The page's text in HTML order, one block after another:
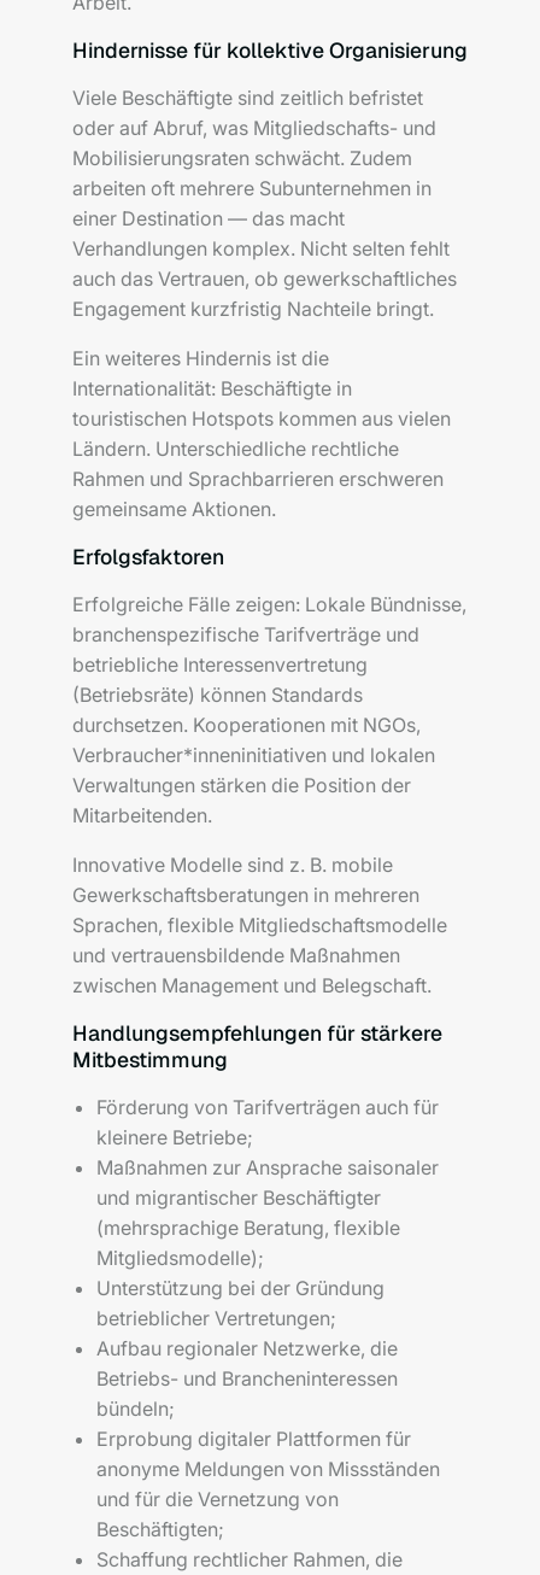
Hindernisse für kollektive Organisierung
Viele Beschäftigte sind zeitlich befristet
oder auf Abruf, was Mitgliedschafts- und
Mobilisierungsraten schwächt. Zudem
arbeiten oft mehrere Subunternehmen in
einer Destination — das macht
Verhandlungen komplex. Nicht selten fehlt
auch das Vertrauen, ob gewerkschaftliches
Engagement kurzfristig Nachteile bringt.
Ein weiteres Hindernis ist die
Internationalität: Beschäftigte in
touristischen Hotspots kommen aus vielen
Ländern. Unterschiedliche rechtliche
Rahmen und Sprachbarrieren erschweren
gemeinsame Aktionen.
Erfolgsfaktoren
Erfolgreiche Fälle zeigen: Lokale Bündnisse,
branchenspezifische Tarifverträge und
betriebliche Interessenvertretung
(Betriebsräte) können Standards
durchsetzen. Kooperationen mit NGOs,
Verbraucher*inneninitiativen und lokalen
Verwaltungen stärken die Position der
Mitarbeitenden.
Innovative Modelle sind z. B. mobile
Gewerkschaftsberatungen in mehreren
Sprachen, flexible Mitgliedschaftsmodelle
und vertrauensbildende Maßnahmen
zwischen Management und Belegschaft.
Handlungsempfehlungen für stärkere
Mitbestimmung
Förderung von Tarifverträgen auch für
kleinere Betriebe;
Maßnahmen zur Ansprache saisonaler
und migrantischer Beschäftigter
(mehrsprachige Beratung, flexible
Mitgliedsmodelle);
Unterstützung bei der Gründung
betrieblicher Vertretungen;
Aufbau regionaler Netzwerke, die
Betriebs- und Brancheninteressen
bündeln;
Erprobung digitaler Plattformen für
anonyme Meldungen von Missständen
und für die Vernetzung von
Beschäftigten;
Schaffung rechtlicher Rahmen, die